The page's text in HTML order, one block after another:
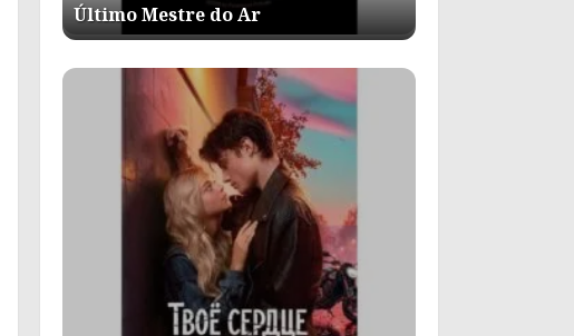
Último Mestre do Ar